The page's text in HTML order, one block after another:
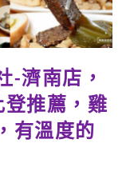
-濟南店，
推薦，雞
有溫度的